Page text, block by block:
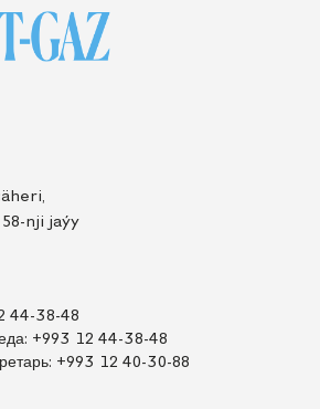
nji jaýy
44-38-48
+993 12 44-38-48
+993 12 40-30-88